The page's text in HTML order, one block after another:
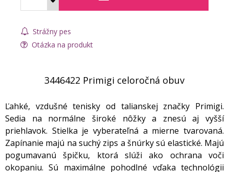
Strážny pes
Otázka na produkt
3446422 Primigi celoročná obuv
Ľahké, vzdušné tenisky od talianskej značky Primigi.
Sedia na normálne široké nôžky a znesú aj vyšší
priehlavok. Stielka je vyberateľná a mierne tvarovaná.
Zapínanie majú na suchý zips a šnúrky sú elastické. Majú
pogumavanú špičku, ktorá slúži ako ochrana voči
okopaniu. Sú maximálne pohodlné vďaka technológii